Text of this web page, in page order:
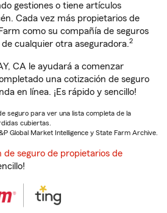
gestiones o tiene artículos
Cada vez más propietarios de
como su compañía de seguros
cualquier otra aseguradora.2
CA le ayudará a comenzar
una cotización de seguro
en línea. ¡Es rápido y sencillo!
seguro para ver una lista completa de la
cubiertas.
Global Market Intelligence y State Farm Archive.
de seguro de propietarios de